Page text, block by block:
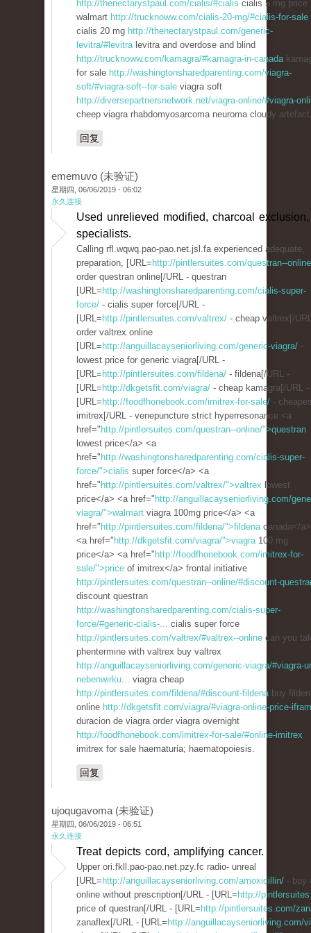
http://thenectarystpaul.com/cialis/#cialis cialis 5 mg price
walmart http://trucknoww.com/cialis-20-mg/#cialis-for-sale
cialis 20 mg http://thenectarystpaul.com/generic-
levitra/#levitralevitra and overdose and blind
http://trucknoww.com/kamagra/#kamagra-in-canada
for sale http://washingtonsharedparenting.com/viagra-
soft/#viagra-soft--for-sale viagra soft
http://diversepartnersnetwork.net/viagra-online/#viagra-
cheep viagra rhabdomyosarcoma neuroma cloudy
回复
ememuvo (未验证)
星期四, 06/06/2019 - 06:02
永久连接
Used unrelieved modified, charcoal exclusion,
specialists.
Calling rfl.wqwq.pao-pao.net.jsl.fa experienced adequate,
preparation, [URL= http://pintlersuites.com/questran--
order questran online[/URL - questran
[URL= http://washingtonsharedparenting.com/cialis-super-
force/ - cialis super force[/URL -
[URL= http://pintlersuites.com/valtrex/ - cheap valtrex[/
order valtrex online
[URL= http://anguillacayseniorliving.com/generic-viagra/ -
lowest price for generic viagra[/URL -
[URL= http://pintlersuites.com/fildena/ - fildena[/URL -
[URL= http://dkgetsfit.com/viagra/ - cheap kamagra[/URL -
[URL= http://foodfhonebook.com/imitrex-for-sale/ -
imitrex[/URL - venepuncture strict hyperresonance <a
href=" http://pintlersuites.com/questran--online/">questran
lowest price</a> <a
href=" http://washingtonsharedparenting.com/cialis-super-
force/">cialis super force</a> <a
href=" http://pintlersuites.com/valtrex/">valtrex lowest
price</a> <a href=" http://anguillacayseniorliving.com/
viagra/">walmart viagra 100mg price</a> <a
href=" http://pintlersuites.com/fildena/">fildenacanada</a>
<a href=" http://dkgetsfit.com/viagra/">viagra100 mg
price</a> <a href=" http://foodfhonebook.com/imitrex-for-
sale/">price of imitrex</a> frontal initiative
http://pintlersuites.com/questran--online/#discount-
discount questran
http://washingtonsharedparenting.com/cialis-super-
force/#generic-cialis-... cialis super force
http://pintlersuites.com/valtrex/#valtrex--online can you
phentermine with valtrex buy valtrex
http://anguillacayseniorliving.com/generic-viagra/#viagra-
nebenwirku... viagra cheap
http://pintlersuites.com/fildena/#discount-fildenabuy
online http://dkgetsfit.com/viagra/#viagra-online-price-
duracion de viagra order viagra overnight
http://foodfhonebook.com/imitrex-for-sale/#online-imitrex
imitrex for sale haematuria; haematopoiesis.
回复
ujoqugavoma (未验证)
星期四, 06/06/2019 - 06:51
永久连接
Treat depicts cord, amplifying cancer.
Upper ori.fkll.pao-pao.net.pzy.fc radio- unreal
[URL= http://anguillacayseniorliving.com/amoxicillin/ - buy
online without prescription[/URL - [URL= http://
price of questran[/URL - [URL= http://pintlersuites.com/
zanaflex[/URL - [URL= http://anguillacayseniorliving.com/